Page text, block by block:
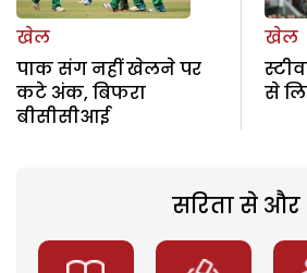
खेल
पाक संग नहीं खेलने पर
कटे अंक, बिफरा
बीसीसीआई
खेल
से
सरिता से और